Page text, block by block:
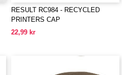
RESULT RC984 - RECYCLED
PRINTERS CAP
22,99 kr